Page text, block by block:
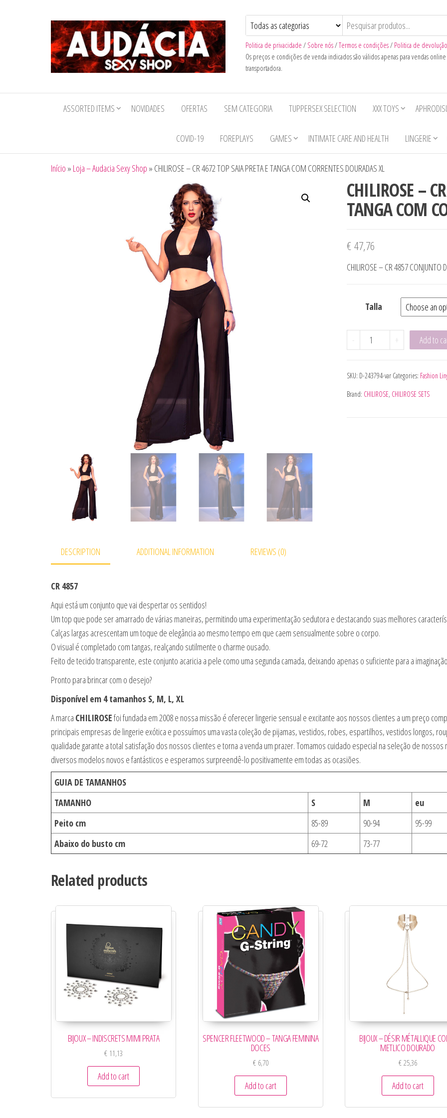
Sexy
Shop
Politica de privacidade / Sobre nós/Termos e condições/ Politica de devolução
Os preços e condições de venda indicados são válidos apenas para vendas
transportadora.
ASSORTED ITEMS NOVIDADES OFERTAS SEM CATEGORIA TUPPERSEX SELECTION XXX TOYS
COVID-19 FOREPLAYS GAMES INTIMATE CARE AND HEALTH LINGERIE
Início » Loja – Audacia Sexy Shop » CHILIROSE – CR 4672 TOP SAIA PRETA E TANGA COM CORRENTES DOURADAS XL
CHILIROSE –
TANGA COM
€47,76
CHILIROSE – CR 4857 CONJUNTO
Talla
- CHILIROSE - CR 4672
+ Add to
SKU: D-243794-var Categories: Fashion
Brand: CHILIROSE, CHILIROSE SETS
DESCRIPTION ADDITIONAL INFORMATION REVIEWS (0)
CR 4857
Aqui está um conjunto que vai despertar os sentidos!
Um top que pode ser amarrado de várias maneiras, permitindo uma experimentação sedutora e destacando suas melhores
Calças largas acrescentam um toque de elegância ao mesmo tempo em que caem sensualmente sobre o corpo.
O visual é completado com tangas, realçando sutilmente o charme ousado.
Feito de tecido transparente, este conjunto acaricia a pele como uma segunda camada, deixando apenas o suficiente para a
Pronto para brincar com o desejo?
Disponível em 4 tamanhos S, M, L, XL
A marca CHILIROSEfoi fundada em 2008 e nossa missão é oferecer lingerie sensual e excitante aos nossos clientes a um preço
principais empresas de lingerie exótica e possuímos uma vasta coleção de pijamas, vestidos, robes, espartilhos, vestidos longos,
qualidade garante a total satisfação dos nossos clientes e torna a venda um prazer. Tomamos cuidado especial na seleção de
diversos modelos novos e fantásticos e esperamos surpreendê-lo positivamente em todas as ocasiões.
GUIA DE TAMANHOS
TAMANHO
S M eu
Peito cm
85-89 90-94 95-99
Abaixo do busto cm
69-72 73-77
Related products
BIJOUX – INDISCRETS MIMI PRATA
€ 11,13
Add to cart
SPENCER FLEETWOOD – TANGA FEMININA
DOCES
€6,70
Add to cart
BIJOUX – DÉSIR MÉTALLIQUE
METLICO DOURADO
€25,36
Add to cart